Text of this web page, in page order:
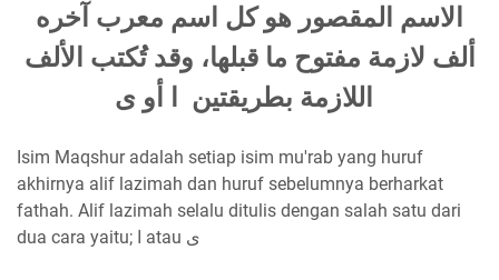
الاسم المقصور هو كل اسم معرب آخره
ألف لازمة مفتوح ما قبلها، وقد تُكتب الألف
Isim Maqshur adalah setiap isim mu'rab yang huruf
akhirnya alif lazimah dan huruf sebelumnya berharkat
fathah. Alif lazimah selalu ditulis dengan salah satu dari
dua cara yaitu; ا atau ى